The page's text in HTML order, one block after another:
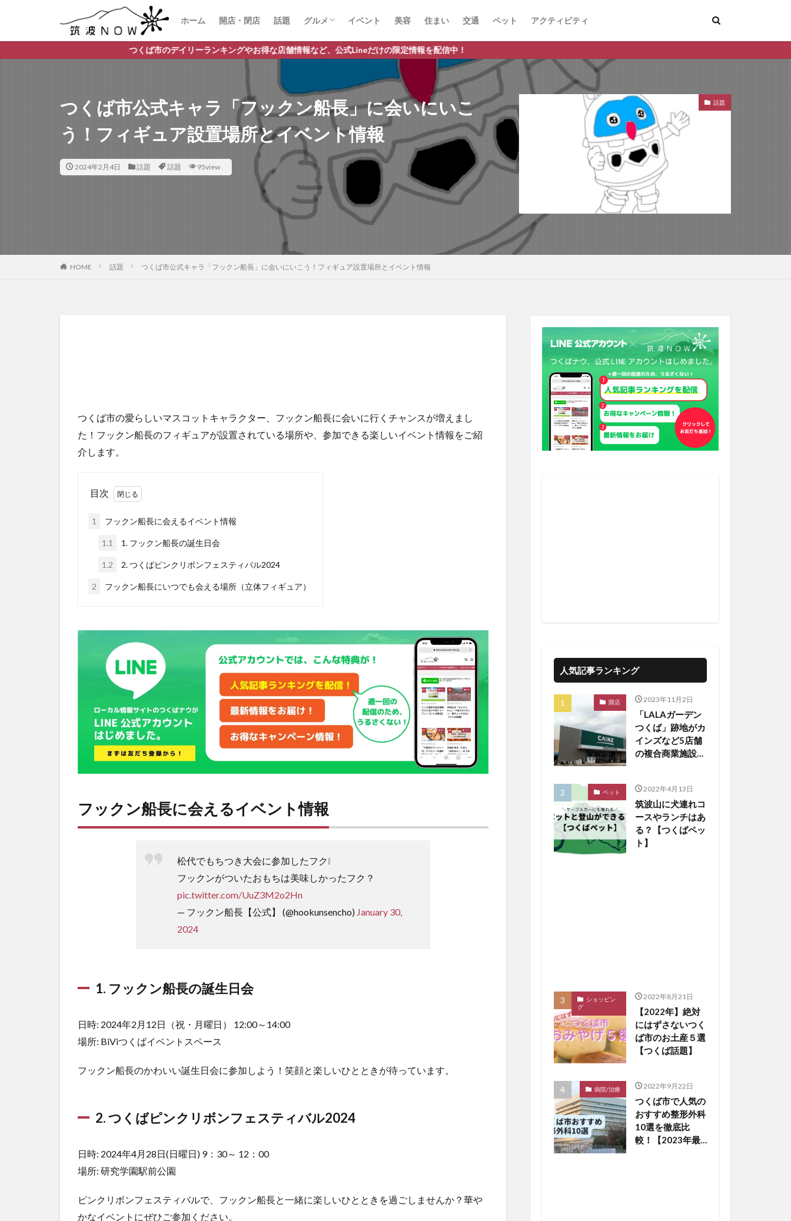
ホーム 開店・閉店 話題 グルメ
ラーメン
ランチ
カフェ
パスタ
イベント 美容 住まい 交通 ペット アクティビティ
つくば市のデイリーランキングやお得な店舗情報など、公式Lineだけの限定情報を配信中！
つくば市公式キャラ「フックン船長」に会いにいこ
う！フィギュア設置場所とイベント情報
2024年2月4日 話題 話題 95view
話題
HOME 話題 つくば市公式キャラ「フックン船長」に会いにいこう！フィギュア設置場所とイベント情報
つくば市の愛らしいマスコットキャラクター、フックン船長に会いに行くチャンスが増えまし
た！フックン船長のフィギュアが設置されている場所や、参加できる楽しいイベント情報をご紹
介します。
目次
1 フックン船長に会えるイベント情報
1.1 1. フックン船長の誕生日会
1.2 2. つくばピンクリボンフェスティバル2024
2 フックン船長にいつでも会える場所（立体フィギュア）
フックン船長に会えるイベント情報
松代でもちつき大会に参加したフク❕
フックンがついたおもちは美味しかったフク？
pic.twitter.com/UuZ3M2o2Hn
— フックン船長【公式】 (@hookunsencho) January 30,
2024
1. フックン船長の誕生日会
日時: 2024年2月12日（祝・月曜日） 12:00～14:00
場所: BiViつくばイベントスペース
フックン船長のかわいい誕生日会に参加しよう！笑顔と楽しいひとときが待っています。
2. つくばピンクリボンフェスティバル2024
日時: 2024年4月28日(日曜日) 9：30～ 12：00
場所: 研究学園駅前公園
ピンクリボンフェスティバルで、フックン船長と一緒に楽しいひとときを過ごしませんか？華や
かなイベントにぜひご参加ください。
人気記事ランキング
開店 2023年11月2日
「LALAガーデン
つくば」跡地がカ
インズなど5店舗
の複合商業施設に
ペット 2022年4月13日
筑波山に犬連れコ
ースやランチはあ
る？【つくばペッ
ト】
ショッピン
グ
2022年8月21日
【2022年】絶対
にはずさないつく
ば市のお土産５選
【つくば話題】
病院/治療 2022年9月22日
つくば市で人気の
おすすめ整形外科
10選を徹底比
較！【2023年最